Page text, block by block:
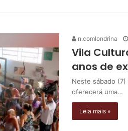
n.comlondrina
Vila
anos de
Neste sábado (7)
oferecerá uma…
Leia mais »